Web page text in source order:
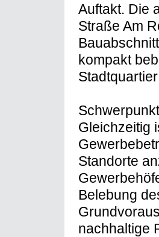
Der erste
Auftakt. Die
Straße Am
Gleichzeitig
Standorte
Belebung